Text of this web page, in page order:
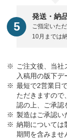
発送・納
ご指定いた
10月までは
ご注文後、当社
入稿用の版下デ
最短で2営業日
ただきますので
認の上、ご承認
製造はご承認い
納期については
期間を含みませ